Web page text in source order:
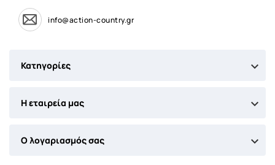
info@action-country.gr
Κατηγορίες 
Η εταιρεία μας 
Ο λογαριασμός σας 